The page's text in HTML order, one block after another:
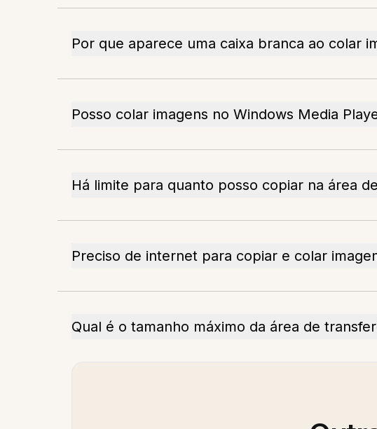
Por que aparece uma caixa branca ao colar
Posso colar imagens no Windows Media
Há limite para quanto posso copiar na área
Preciso de internet para copiar e colar
Qual é o tamanho máximo da área de